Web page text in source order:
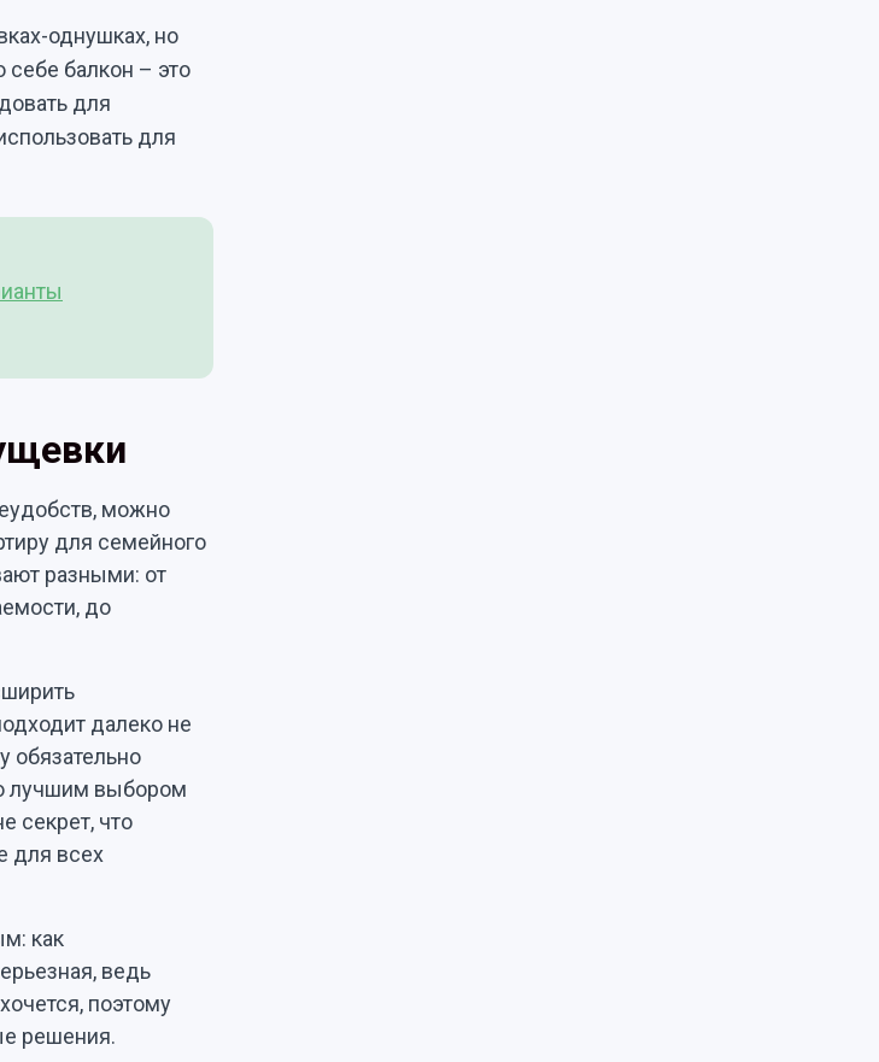
однушках, но
себе балкон – это
для
для
можно
для семейного
разными: от
до
далеко не
обязательно
лучшим выбором
секрет, что
для всех
как
ведь
поэтому
решения.